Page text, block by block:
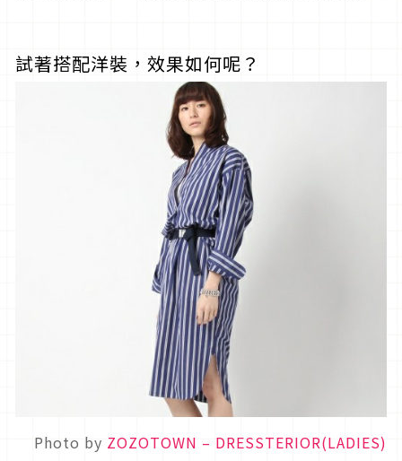
試著搭配洋裝，效果如何呢？
Photo by ZOZOTOWN – DRESSTERIOR(LADIES)